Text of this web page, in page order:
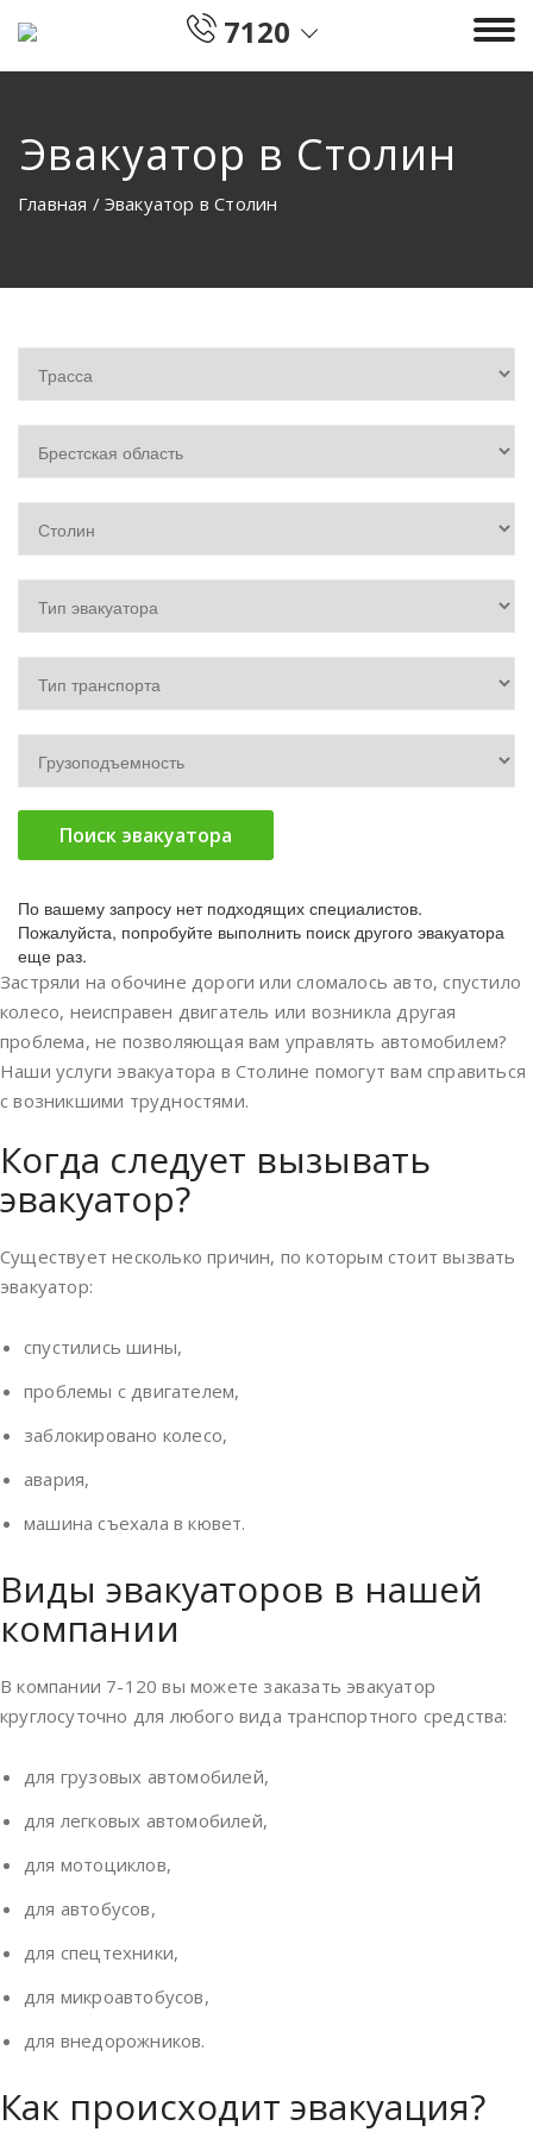
7120
Эвакуатор в Столин
Главная / Эвакуатор в Столин
Поиск эвакуатора
По вашему запросу нет подходящих специалистов.
Пожалуйста, попробуйте выполнить поиск другого эвакуатора
еще раз.
Застряли на обочине дороги или сломалось авто, спустило
колесо, неисправен двигатель или возникла другая
проблема, не позволяющая вам управлять автомобилем?
Наши услуги эвакуатора в Столине помогут вам справиться
с возникшими трудностями.
Когда следует вызывать
эвакуатор?
Существует несколько причин, по которым стоит вызвать
эвакуатор:
спустились шины,
проблемы с двигателем,
заблокировано колесо,
авария,
машина съехала в кювет.
Виды эвакуаторов в нашей
компании
В компании 7-120 вы можете заказать эвакуатор
круглосуточно для любого вида транспортного средства:
для грузовых автомобилей,
для легковых автомобилей,
для мотоциклов,
для автобусов,
для спецтехники,
для микроавтобусов,
для внедорожников.
Как происходит эвакуация?